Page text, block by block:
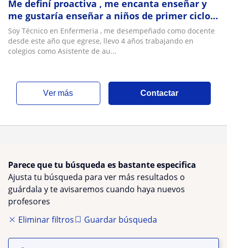
Me definí proactiva , me encanta enseñar y
me gustaría enseñar a niños de primer ciclo,
hasta 6 básico
Soy Técnico en Enfermeria , me desempeñado como docente
desde este año que egrese, llevo 4 años trabajando en
colegios como Asistente de au...
ver más Contactar
Parece que tu búsqueda es bastante especifica
Ajusta tu búsqueda para ver más resultados o
guárdala y te avisaremos cuando haya nuevos
profesores
Eliminar filtros
Guardar búsqueda